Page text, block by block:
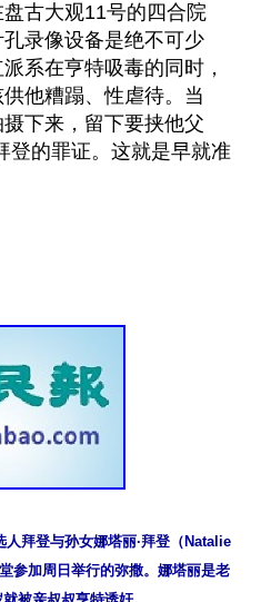
古大观11号的四合院
录像设备是绝不可少
系在亨特吸毒的同时，
他糟蹋、性虐待。当
下来，留下要挟他父
登的罪证。这就是早就准
拜登与孙女娜塔丽·拜登（Natalie
参加周日举行的弥撒。娜塔丽是老